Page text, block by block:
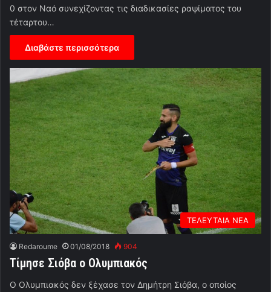
0 στον Ναό συνεχίζοντας τις διαδικασίες ραψίματος του
τέταρτου…
Διαβάστε περισσότερα
ΤΕΛΕΥΤΑΙΑ ΝΕΑ
Redaroume 01/08/2018 904
Τίμησε Σιόβα ο Ολυμπιακός
Ο Ολυμπιακός δεν ξέχασε τον Δημήτρη Σιόβα, ο οποίος